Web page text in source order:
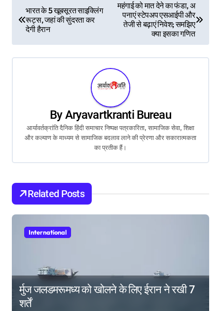
o
s
t
g
a
t
भारत के 5 खूबसूरत साइक्लिंग
रूट्स, जहां की सुंदरता कर
देगी हैरान
महंगाई को मात देने का फंडा, अ
पनाएं स्टेपअप एसआईपी और
तेजी से बढ़ाएं निवेश; समझिए
क्या इसका गणित
ByAryavartkranti Bureau
आर्यावर्तक्रांति दैनिक हिंदी समाचार निष्पक्ष पत्रकारिता, सामाजिक सेवा, शिक्षा
और कल्याण के माध्यम से सामाजिक बदलाव लाने की प्रेरणा और सकारात्मकता
का प्रतीक हैं।
Related Posts
International
र्मुज जलडमरूमध्य को खोलने के लिए ईरान ने रखी 7
शर्तें